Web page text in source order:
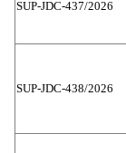
SUP-JDC-437/2026
SUP-JDC-438/2026